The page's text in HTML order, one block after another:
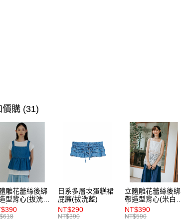
價購 (31)
雕花蕾絲後綁
型背心(拔洗
女
日系多層次蛋糕裙
屁簾(拔洗藍)
NT$290
NT$390
立體雕花蕾絲後綁
帶造型背心(米白)-
女
NT$390
NT$590